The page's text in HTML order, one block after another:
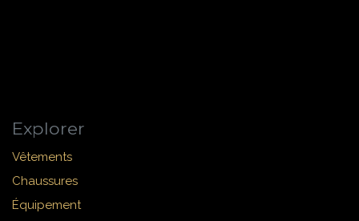
Explorer
Vêtements
Chaussures
Équipement